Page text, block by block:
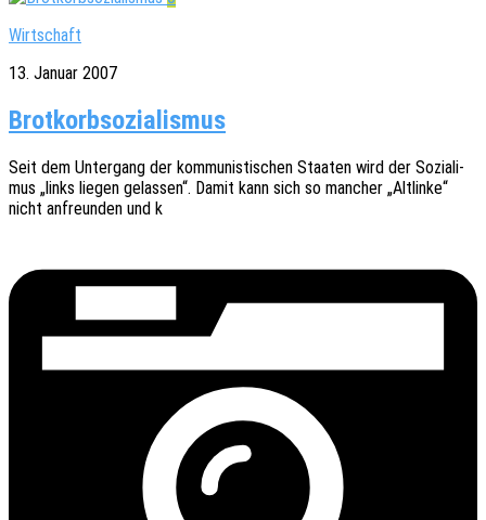
Wirtschaft
13. Januar 2007
Brotkorbsozialismus
Seit dem Unter­gang der kommu­nis­ti­schen Staa­ten wird der Sozi­a­li­
mus „links liegen gelas­sen“. Damit kann sich so mancher „Altlin­ke“
nicht anfreun­den und k